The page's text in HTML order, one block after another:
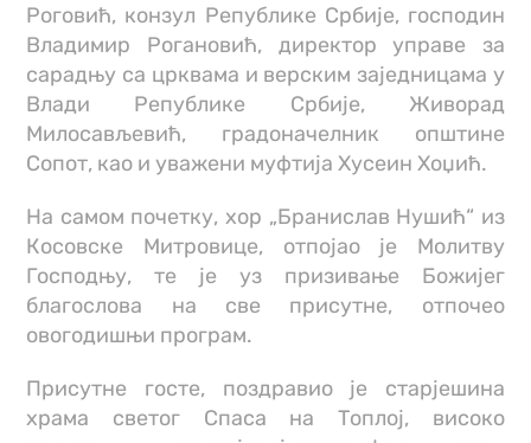
Роговић, конзул Републике Србије, господин
Владимир Рогановић, директор управе за
сарадњу са црквама и верским заједницама у
Влади Републике Србије, Живорад
Милосављевић, градоначелник општине
Сопот, као и уважени муфтија Хусеин Хоџић.
На самом почетку, хор „Бранислав Нушић“ из
Косовске Митровице, отпојао је Молитву
Господњу, те је уз призивање Божијег
благослова на све присутне, отпочео
овогодишњи програм.
Присутне госте, поздравио је старјешина
храма светог Спаса на Топлој, високо